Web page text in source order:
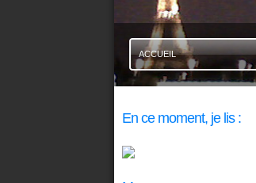
ACCUEIL
En ce moment, je lis :